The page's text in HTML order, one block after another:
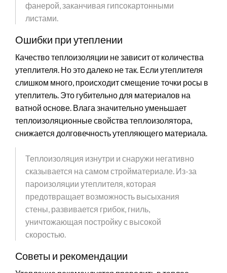
фанерой, заканчивая гипсокартонными
листами.
Ошибки при утеплении
Качество теплоизоляции не зависит от количества
утеплителя. Но это далеко не так. Если утеплителя
слишком много, происходит смещение точки росы в
утеплитель. Это губительно для материалов на
ватной основе. Влага значительно уменьшает
теплоизоляционные свойства теплоизолятора,
снижается долговечность утепляющего материала.
Теплоизоляция изнутри и снаружи негативно
сказывается на самом стройматериале. Из-за
пароизоляции утеплителя, которая
предотвращает возможность высыхания
стены, развивается грибок, гниль,
уничтожающая постройку с высокой
скоростью.
Советы и рекомендации